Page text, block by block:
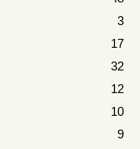
3
17
32
12
10
9